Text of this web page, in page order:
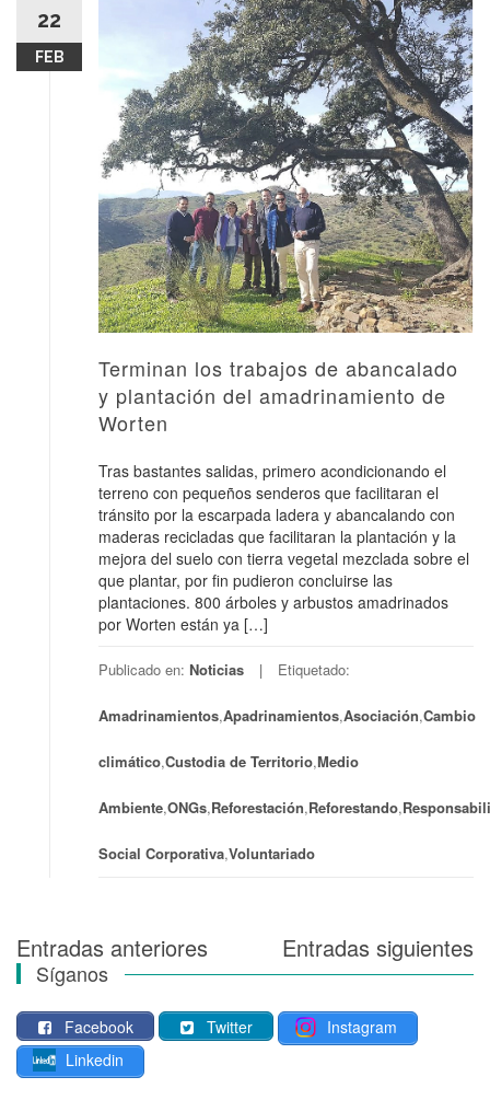
22
FEB
Terminan los trabajos de abancalado
y plantación del amadrinamiento de
Worten
Tras bastantes salidas, primero acondicionando el
terreno con pequeños senderos que facilitaran el
tránsito por la escarpada ladera y abancalando con
maderas recicladas que facilitaran la plantación y la
mejora del suelo con tierra vegetal mezclada sobre el
que plantar, por fin pudieron concluirse las
plantaciones. 800 árboles y arbustos amadrinados
por Worten están ya […]
Publicado en: Noticias Etiquetado:
Amadrinamientos,Apadrinamientos,Asociación,Cambio
climático,Custodia de Territorio,Medio
Ambiente,ONGs,Reforestación,Reforestando,
Social Corporativa,Voluntariado
Navegación
de
entradas
Entradas anteriores Entradas siguientes
Síganos
Facebook Twitter
Instagram
Linkedin